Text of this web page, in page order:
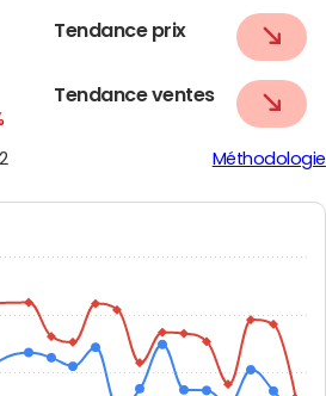
Tendance prix
Tendance ventes
Méthodologie